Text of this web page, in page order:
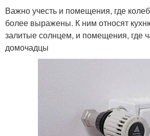
Важно учесть и помещения, где
более выражены. К ним относят
залитые солнцем, и помещения, где
домочадцы